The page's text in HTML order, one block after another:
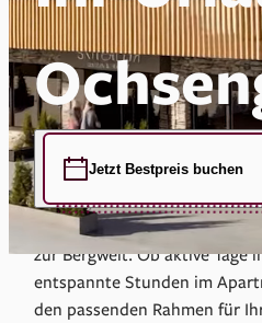
Jetzt Bestpreis buchen
Eingebettet in die Ötztaler
Apartments Ruhe, Komfort
zur Bergwelt. Ob aktive Tage
entspannte Stunden im
den passenden Rahmen für